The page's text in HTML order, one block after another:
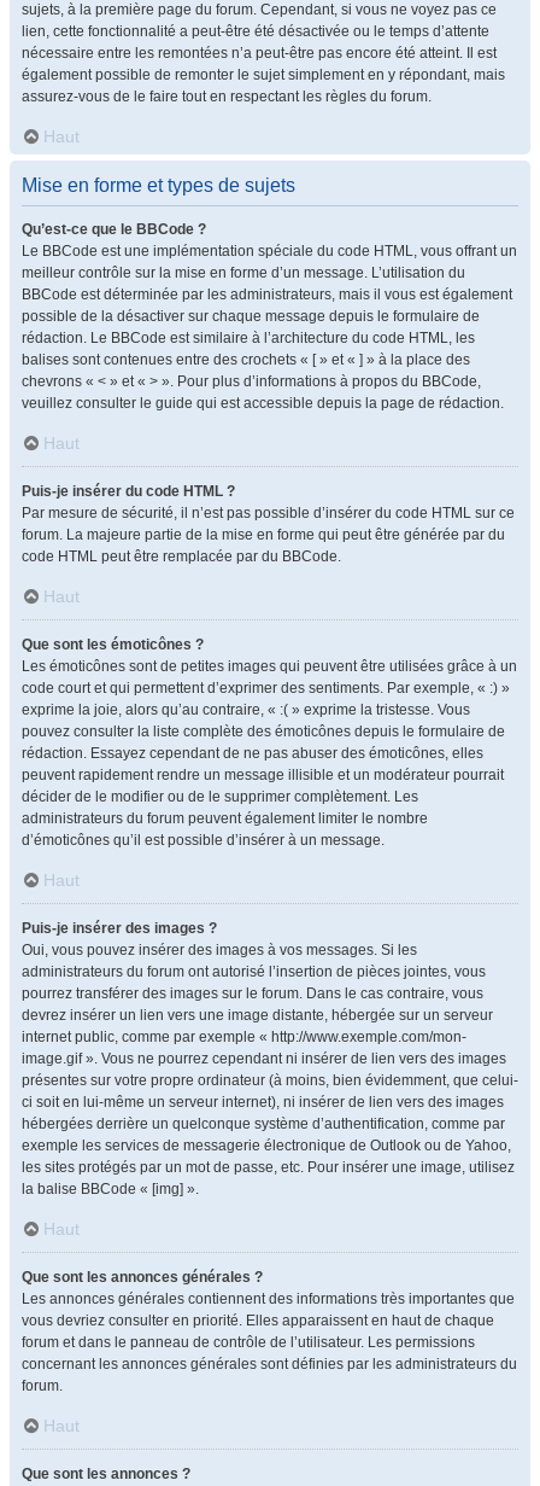
sujets, à la première page du forum. Cependant, si vous ne voyez pas ce
lien, cette fonctionnalité a peut-être été désactivée ou le temps d’attente
nécessaire entre les remontées n’a peut-être pas encore été atteint. Il est
également possible de remonter le sujet simplement en y répondant, mais
assurez-vous de le faire tout en respectant les règles du forum.
Haut
Mise en forme et types de sujets
Qu’est-ce que le BBCode ?
Le BBCode est une implémentation spéciale du code HTML, vous offrant un
meilleur contrôle sur la mise en forme d’un message. L’utilisation du
BBCode est déterminée par les administrateurs, mais il vous est également
possible de la désactiver sur chaque message depuis le formulaire de
rédaction. Le BBCode est similaire à l’architecture du code HTML, les
balises sont contenues entre des crochets « [ » et « ] » à la place des
chevrons « < » et « > ». Pour plus d’informations à propos du BBCode,
veuillez consulter le guide qui est accessible depuis la page de rédaction.
Haut
Puis-je insérer du code HTML ?
Par mesure de sécurité, il n’est pas possible d’insérer du code HTML sur ce
forum. La majeure partie de la mise en forme qui peut être générée par du
code HTML peut être remplacée par du BBCode.
Haut
Que sont les émoticônes ?
Les émoticônes sont de petites images qui peuvent être utilisées grâce à un
code court et qui permettent d’exprimer des sentiments. Par exemple, « :) »
exprime la joie, alors qu’au contraire, « :( » exprime la tristesse. Vous
pouvez consulter la liste complète des émoticônes depuis le formulaire de
rédaction. Essayez cependant de ne pas abuser des émoticônes, elles
peuvent rapidement rendre un message illisible et un modérateur pourrait
décider de le modifier ou de le supprimer complètement. Les
administrateurs du forum peuvent également limiter le nombre
d’émoticônes qu’il est possible d’insérer à un message.
Haut
Puis-je insérer des images ?
Oui, vous pouvez insérer des images à vos messages. Si les
administrateurs du forum ont autorisé l’insertion de pièces jointes, vous
pourrez transférer des images sur le forum. Dans le cas contraire, vous
devrez insérer un lien vers une image distante, hébergée sur un serveur
internet public, comme par exemple « http://www.exemple.com/mon-
image.gif ». Vous ne pourrez cependant ni insérer de lien vers des images
présentes sur votre propre ordinateur (à moins, bien évidemment, que celui-
ci soit en lui-même un serveur internet), ni insérer de lien vers des images
hébergées derrière un quelconque système d’authentification, comme par
exemple les services de messagerie électronique de Outlook ou de Yahoo,
les sites protégés par un mot de passe, etc. Pour insérer une image, utilisez
la balise BBCode « [img] ».
Haut
Que sont les annonces générales ?
Les annonces générales contiennent des informations très importantes que
vous devriez consulter en priorité. Elles apparaissent en haut de chaque
forum et dans le panneau de contrôle de l’utilisateur. Les permissions
concernant les annonces générales sont définies par les administrateurs du
forum.
Haut
Que sont les annonces ?